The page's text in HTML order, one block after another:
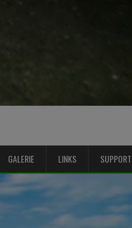
GALERIE LINKS SUPPORT